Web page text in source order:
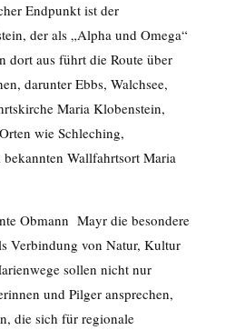
Endpunkt ist der
der als „Alpha und Omega“
dort aus führt die Route über
darunter Ebbs, Walchsee,
Maria Klobenstein,
wie Schleching,
Wallfahrtsort Maria
Obmann Mayr die besondere
Verbindung von Natur, Kultur
sollen nicht nur
und Pilger ansprechen,
die sich für regionale